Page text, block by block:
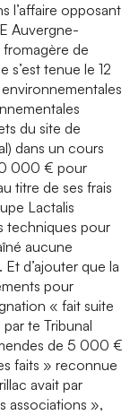
l’affaire opposant
Auvergne-
de
s’est tenue le 12
du site de
dans un cours
000 € pour
titre de ses frais
Lactalis
techniques pour
aucune
d’ajouter que la
pour
« fait suite
te Tribunal
de 5 000 €
faits » reconnue
avait par
associations »,